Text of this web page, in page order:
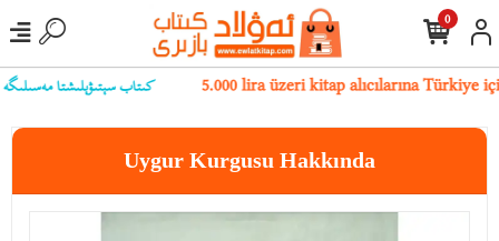
كىتاب سېتىۋېلىشتا مەسىلىگە 5.000 lira üzeri kitap alıcılarına
0
Uygur Kurgusu Hakkında